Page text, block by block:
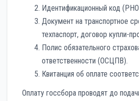
Идентификационный код
Документ на транспортное
техпаспорт, договор купли-
Полис обязательного
ответственности (ОСЦПВ).
Квитанция об оплате
Оплату госсбора проводят до